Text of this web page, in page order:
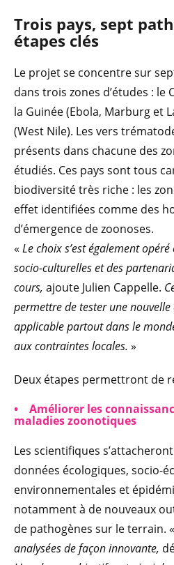
Trois pays, sept
étapes clés
Le projet se concentre sur
dans trois zones d’études : le
la Guinée (Ebola, Marburg et
(West Nile). Les vers
présents dans chacune des
étudiés. Ces pays sont tous
biodiversité très riche : les
effet identifiées comme des
d’émergence de zoonoses.
« Le choix s’est également
socio-culturelles et des
cours, ajoute Julien Cappelle.
permettre de tester une
applicable partout dans le
aux contraintes locales. »
Deux étapes permettront de
• Améliorer les
maladies zoonotiques
Les scientifiques
données écologiques, socio-
environnementales et
notamment à de nouveaux
de pathogènes sur le terrain. «
analysées de façon innovante,